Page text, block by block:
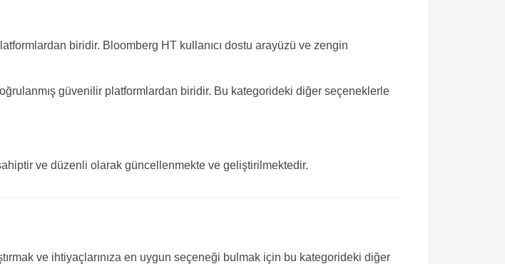
biridir. Bloomberg HT kullanıcı dostu arayüzü ve zengin
güvenilir platformlardan biridir. Bu kategorideki diğer seçeneklerle
ve düzenli olarak güncellenmekte ve geliştirilmektedir.
ve ihtiyaçlarınıza en uygun seçeneği bulmak için bu kategorideki diğer